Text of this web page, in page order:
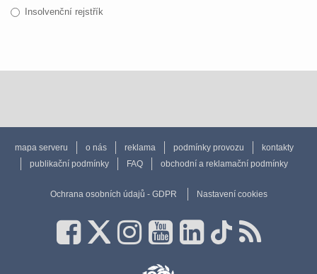
Insolvenční rejstřík
mapa serveru o nás reklama podmínky provozu
kontakty
publikační podmínky
FAQ obchodní a reklamační podmínky
Ochrana osobních údajů - GDPR Nastavení cookies